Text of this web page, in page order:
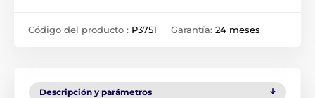
Código del producto : P3751 Garantía: 24 meses
Descripción y parámetros